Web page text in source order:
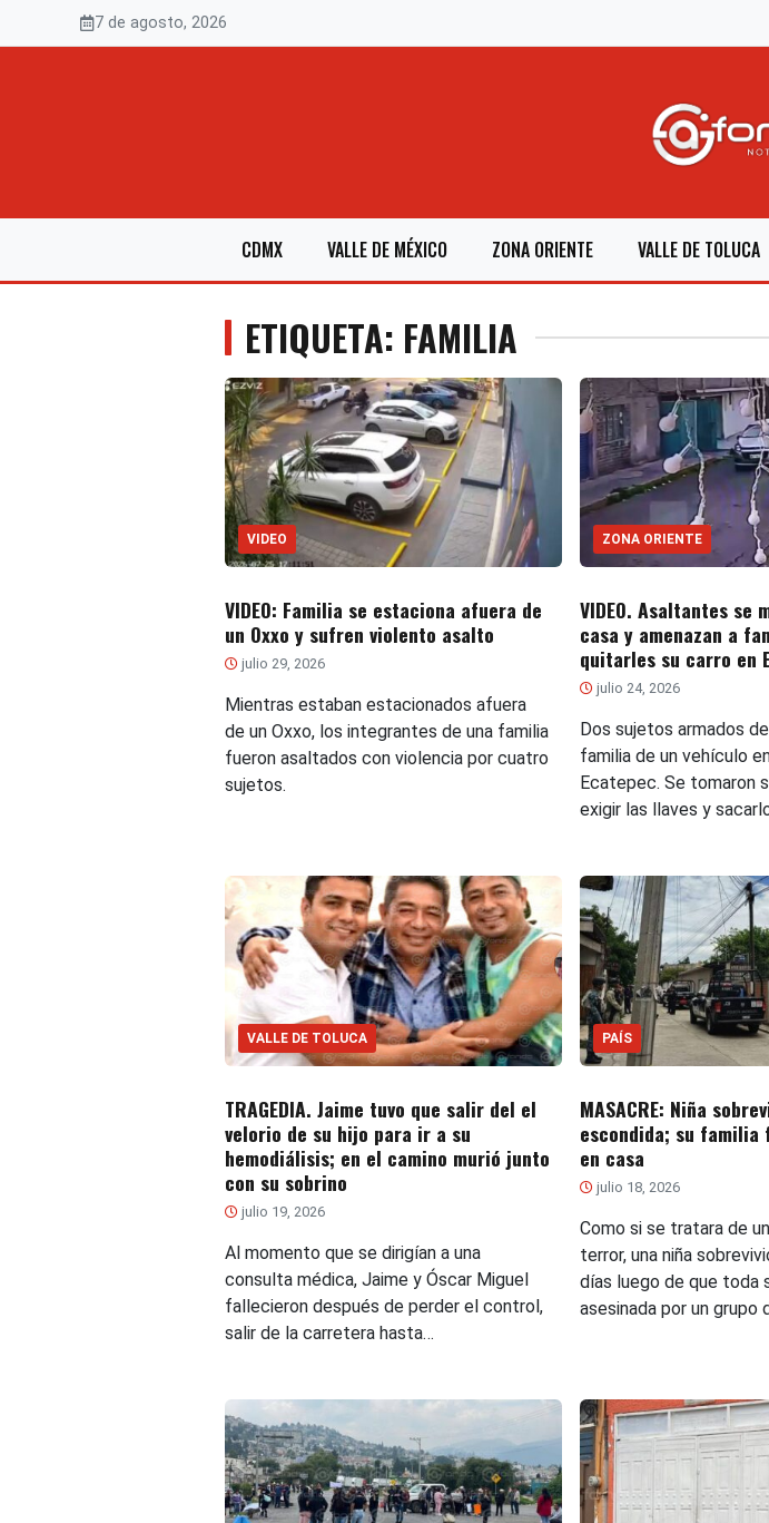
7 de agosto, 2026
CDMX VALLE DE MÉXICO ZONA ORIENTE VALLE DE TOLUCA
ETIQUETA: FAMILIA
VIDEO
VIDEO: Familia se estaciona afuera de
un Oxxo y sufren violento asalto
julio 29, 2026
Mientras estaban estacionados afuera
de un Oxxo, los integrantes de una familia
fueron asaltados con violencia por cuatro
sujetos.
ZONA ORIENTE
VIDEO. Asaltantes se
casa y amenazan a
quitarles su carro en
julio 24, 2026
Dos sujetos armados
familia de un vehículo
Ecatepec. Se tomaron
exigir las llaves y
VALLE DE TOLUCA
TRAGEDIA. Jaime tuvo que salir del el
velorio de su hijo para ir a su
hemodiálisis; en el camino murió junto
con su sobrino
julio 19, 2026
Al momento que se dirigían a una
consulta médica, Jaime y Óscar Miguel
fallecieron después de perder el control,
salir de la carretera hasta…
PAÍS
MASACRE: Niña
escondida; su familia
en casa
julio 18, 2026
Como si se tratara de
terror, una niña
días luego de que toda
asesinada por un grupo